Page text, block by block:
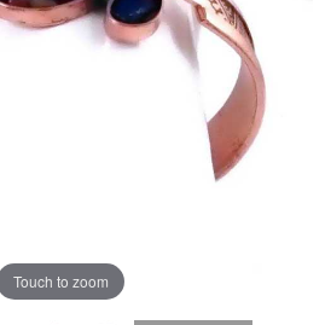
Touch to zoom